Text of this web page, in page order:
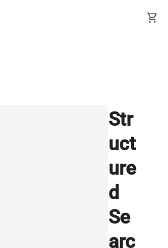
shopping_cart
Str
uct
ure
d
Se
arc